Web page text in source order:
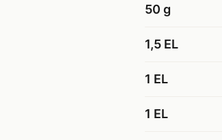
50 g
1,5 EL
1 EL
1 EL